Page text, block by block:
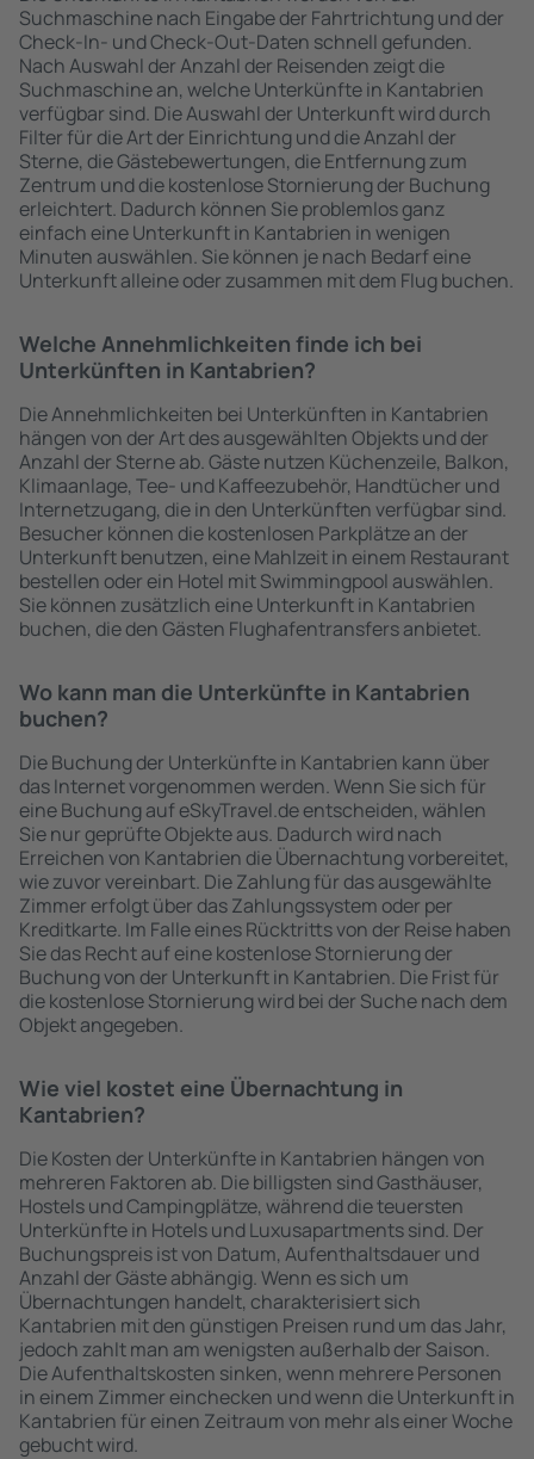
Suchmaschine nach Eingabe der Fahrtrichtung und der
Check-In- und Check-Out-Daten schnell gefunden.
Nach Auswahl der Anzahl der Reisenden zeigt die
Suchmaschine an, welche Unterkünfte in Kantabrien
verfügbar sind. Die Auswahl der Unterkunft wird durch
Filter für die Art der Einrichtung und die Anzahl der
Sterne, die Gästebewertungen, die Entfernung zum
Zentrum und die kostenlose Stornierung der Buchung
erleichtert. Dadurch können Sie problemlos ganz
einfach eine Unterkunft in Kantabrien in wenigen
Minuten auswählen. Sie können je nach Bedarf eine
Unterkunft alleine oder zusammen mit dem Flug buchen.
Welche Annehmlichkeiten finde ich bei
Unterkünften in Kantabrien?
Die Annehmlichkeiten bei Unterkünften in Kantabrien
hängen von der Art des ausgewählten Objekts und der
Anzahl der Sterne ab. Gäste nutzen Küchenzeile, Balkon,
Klimaanlage, Tee- und Kaffeezubehör, Handtücher und
Internetzugang, die in den Unterkünften verfügbar sind.
Besucher können die kostenlosen Parkplätze an der
Unterkunft benutzen, eine Mahlzeit in einem Restaurant
bestellen oder ein Hotel mit Swimmingpool auswählen.
Sie können zusätzlich eine Unterkunft in Kantabrien
buchen, die den Gästen Flughafentransfers anbietet.
Wo kann man die Unterkünfte in Kantabrien
buchen?
Die Buchung der Unterkünfte in Kantabrien kann über
das Internet vorgenommen werden. Wenn Sie sich für
eine Buchung auf eSkyTravel.de entscheiden, wählen
Sie nur geprüfte Objekte aus. Dadurch wird nach
Erreichen von Kantabrien die Übernachtung vorbereitet,
wie zuvor vereinbart. Die Zahlung für das ausgewählte
Zimmer erfolgt über das Zahlungssystem oder per
Kreditkarte. Im Falle eines Rücktritts von der Reise haben
Sie das Recht auf eine kostenlose Stornierung der
Buchung von der Unterkunft in Kantabrien. Die Frist für
die kostenlose Stornierung wird bei der Suche nach dem
Objekt angegeben.
Wie viel kostet eine Übernachtung in
Kantabrien?
Die Kosten der Unterkünfte in Kantabrien hängen von
mehreren Faktoren ab. Die billigsten sind Gasthäuser,
Hostels und Campingplätze, während die teuersten
Unterkünfte in Hotels und Luxusapartments sind. Der
Buchungspreis ist von Datum, Aufenthaltsdauer und
Anzahl der Gäste abhängig. Wenn es sich um
Übernachtungen handelt, charakterisiert sich
Kantabrien mit den günstigen Preisen rund um das Jahr,
jedoch zahlt man am wenigsten außerhalb der Saison.
Die Aufenthaltskosten sinken, wenn mehrere Personen
in einem Zimmer einchecken und wenn die Unterkunft in
Kantabrien für einen Zeitraum von mehr als einer Woche
gebucht wird.